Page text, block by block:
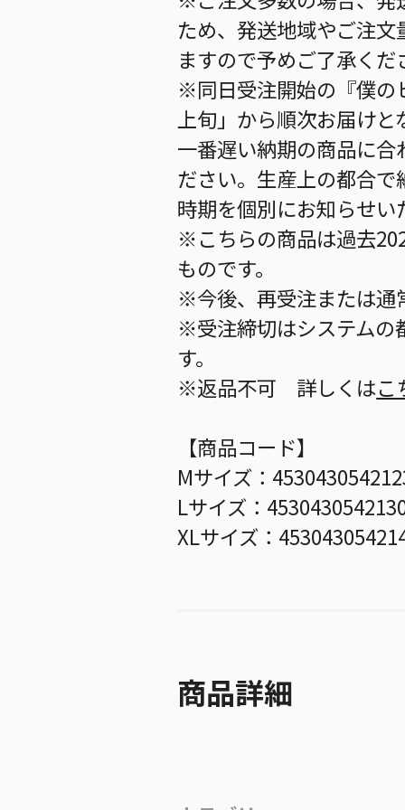
ため、発送地域やご注
ますので予めご了承くだ
※同日受注開始の『僕の
上旬」から順次お届け
一番遅い納期の商品に
ださい。生産上の都合
時期を個別にお知らせい
※こちらの商品は過去
ものです。
※今後、再受注または通
※受注締切はシステムの
す。
※返品不可 詳しくはこ
【商品コード】
Mサイズ：
Lサイズ：
XLサイズ：
商品詳細